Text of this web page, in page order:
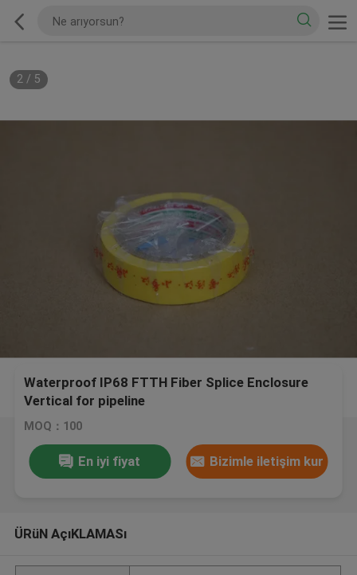
2/ 5
Waterproof IP68 FTTH Fiber Splice Enclosure
Vertical for pipeline
MOQ：100
En iyi fiyat Bizimle iletişim kur
ÜRüN AçıKLAMASı